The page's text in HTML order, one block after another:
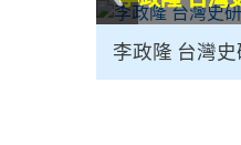
李政隆 台灣史